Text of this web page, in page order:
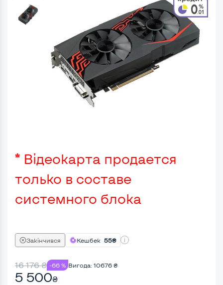
* Відеокарта продается
только в составе
системного блока
Закінчився Кешбек 55₴
16 176₴ -66 % Вигода: 10676 ₴
5 500₴